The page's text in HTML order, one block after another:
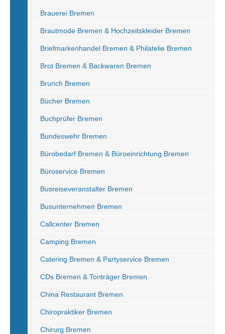
Brauerei Bremen
Brautmode Bremen & Hochzeitskleider Bremen
Briefmarkenhandel Bremen & Philatelie Bremen
Brot Bremen & Backwaren Bremen
Brunch Bremen
Bücher Bremen
Buchprüfer Bremen
Bundeswehr Bremen
Bürobedarf Bremen & Büroeinrichtung Bremen
Büroservice Bremen
Busreiseveranstalter Bremen
Busunternehmen Bremen
Callcenter Bremen
Camping Bremen
Catering Bremen & Partyservice Bremen
CDs Bremen & Tonträger Bremen
China Restaurant Bremen
Chiropraktiker Bremen
Chirurg Bremen